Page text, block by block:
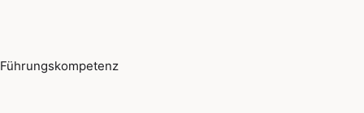
Führungskompetenz